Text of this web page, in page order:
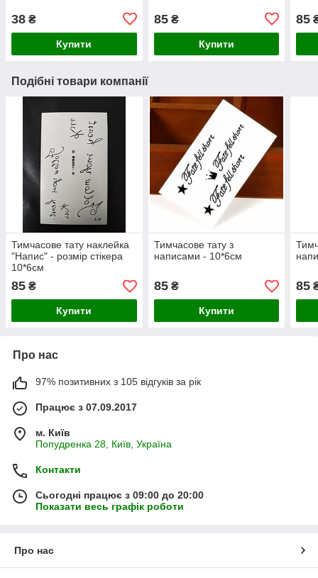
38 ₴
Купити
85₴
Купити
85
Подібні товари компанії
Тимчасове тату наклейка
"Напис" - розмір стікера
10*6см
85 ₴
Купити
Тимчасове тату з
написами - 10*6см
85₴
Купити
85
Про нас
97% позитивних з 105 відгуків за рік
Працює з 07.09.2017
м. Київ
Попудренка 28, Київ, Україна
Контакти
Сьогодні працює з 09:00 до 20:00
Показати весь графік роботи
Про нас